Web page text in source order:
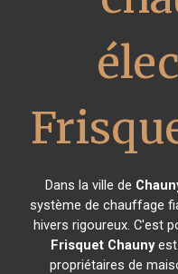
Dans la ville de
système de chauffage
hivers rigoureux. C'est
Frisquet Chaunyest
propriétaires de